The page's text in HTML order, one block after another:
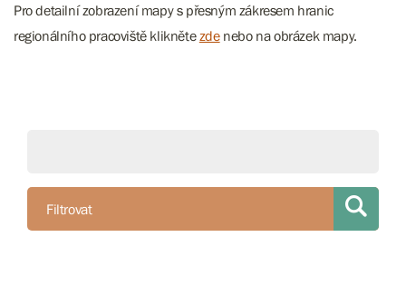
Pro detailní zobrazení mapy s přesným zákresem hranic
regionálního pracoviště kliknětezdenebo na obrázek mapy.
Filtrovat